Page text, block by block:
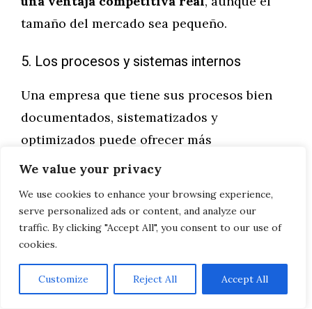
We value your privacy
We use cookies to enhance your browsing experience,
serve personalized ads or content, and analyze our
traffic. By clicking "Accept All", you consent to our use of
cookies.
Customize Reject All Accept All
tamaño del mercado sea pequeño.
5. Los procesos y sistemas internos
Una empresa que tiene sus procesos bien
documentados, sistematizados y
optimizados puede ofrecer más
consistencia, menos errores y mayor
improvisada.La consistencia en la
ejecución es una forma de ventaja
competitiva que los clientes valoran
aunque no siempre sepan articularlo.